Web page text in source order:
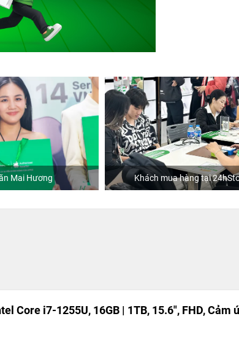
Mai Hương Khách mua hàng tại
Core i7-1255U, 16GB | 1TB, 15.6", FHD, Cảm